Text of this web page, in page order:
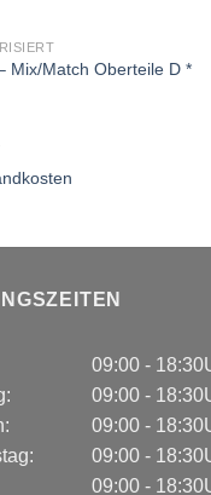
Mix/Match Oberteile D *
09:00 -
09:00 -
09:00 -
09:00 -
09:00 -